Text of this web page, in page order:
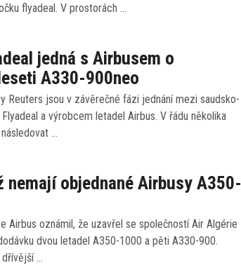
flyadeal. V prostorách …
jedná s Airbusem o
A330-900neo
Reuters jsou v závěrečné fázi jednání mezi saudsko-
a výrobcem letadel Airbus. V řádu několika
…
nemají objednané Airbusy A350-
Airbus oznámil, že uzavřel se společností Air Algérie
dvou letadel A350-1000 a pěti A330-900.
dřívější …